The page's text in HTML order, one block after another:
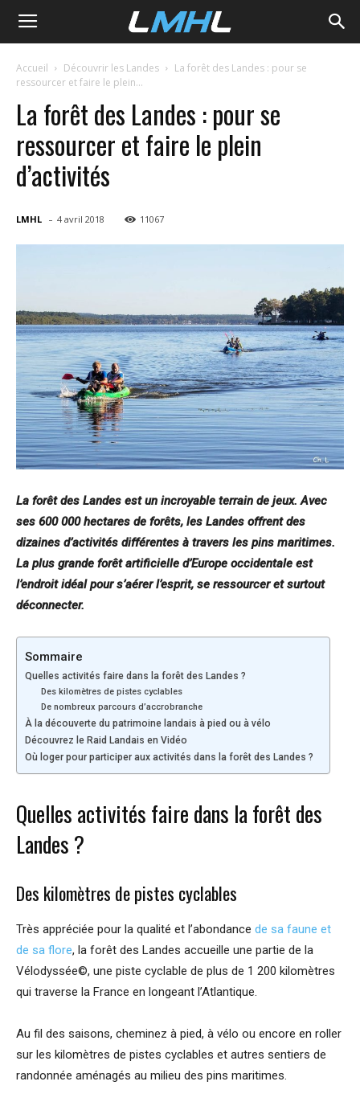
LMHL
Accueil Découvrir les Landes
La forêt des Landes : pour se
ressourcer et faire le plein...
La forêt des Landes : pour se
ressourcer et faire le plein
d’activités
LMHL - 4 avril 2018 11067
La forêt des Landes est un incroyable terrain de jeux. Avec
ses 600 000 hectares de forêts, les Landes offrent des
dizaines d’activités différentes à travers les pins maritimes.
La plus grande forêt artificielle d’Europe occidentale est
l’endroit idéal pour s’aérer l’esprit, se ressourcer et surtout
déconnecter.
Sommaire
Quelles activités faire dans la forêt des Landes ?
Des kilomètres de pistes cyclables
De nombreux parcours d’accrobranche
À la découverte du patrimoine landais à pied ou à vélo
Découvrez le Raid Landais en Vidéo
Où loger pour participer aux activités dans la forêt des Landes ?
Quelles activités faire dans la forêt des
Landes ?
Des kilomètres de pistes cyclables
Très appréciée pour la qualité et l’abondance de sa faune et
de sa flore, la forêt des Landes accueille une partie de la
Vélodyssée©, une piste cyclable de plus de 1 200 kilomètres
qui traverse la France en longeant l’Atlantique.
Au fil des saisons, cheminez à pied, à vélo ou encore en roller
sur les kilomètres de pistes cyclables et autres sentiers de
randonnée aménagés au milieu des pins maritimes.